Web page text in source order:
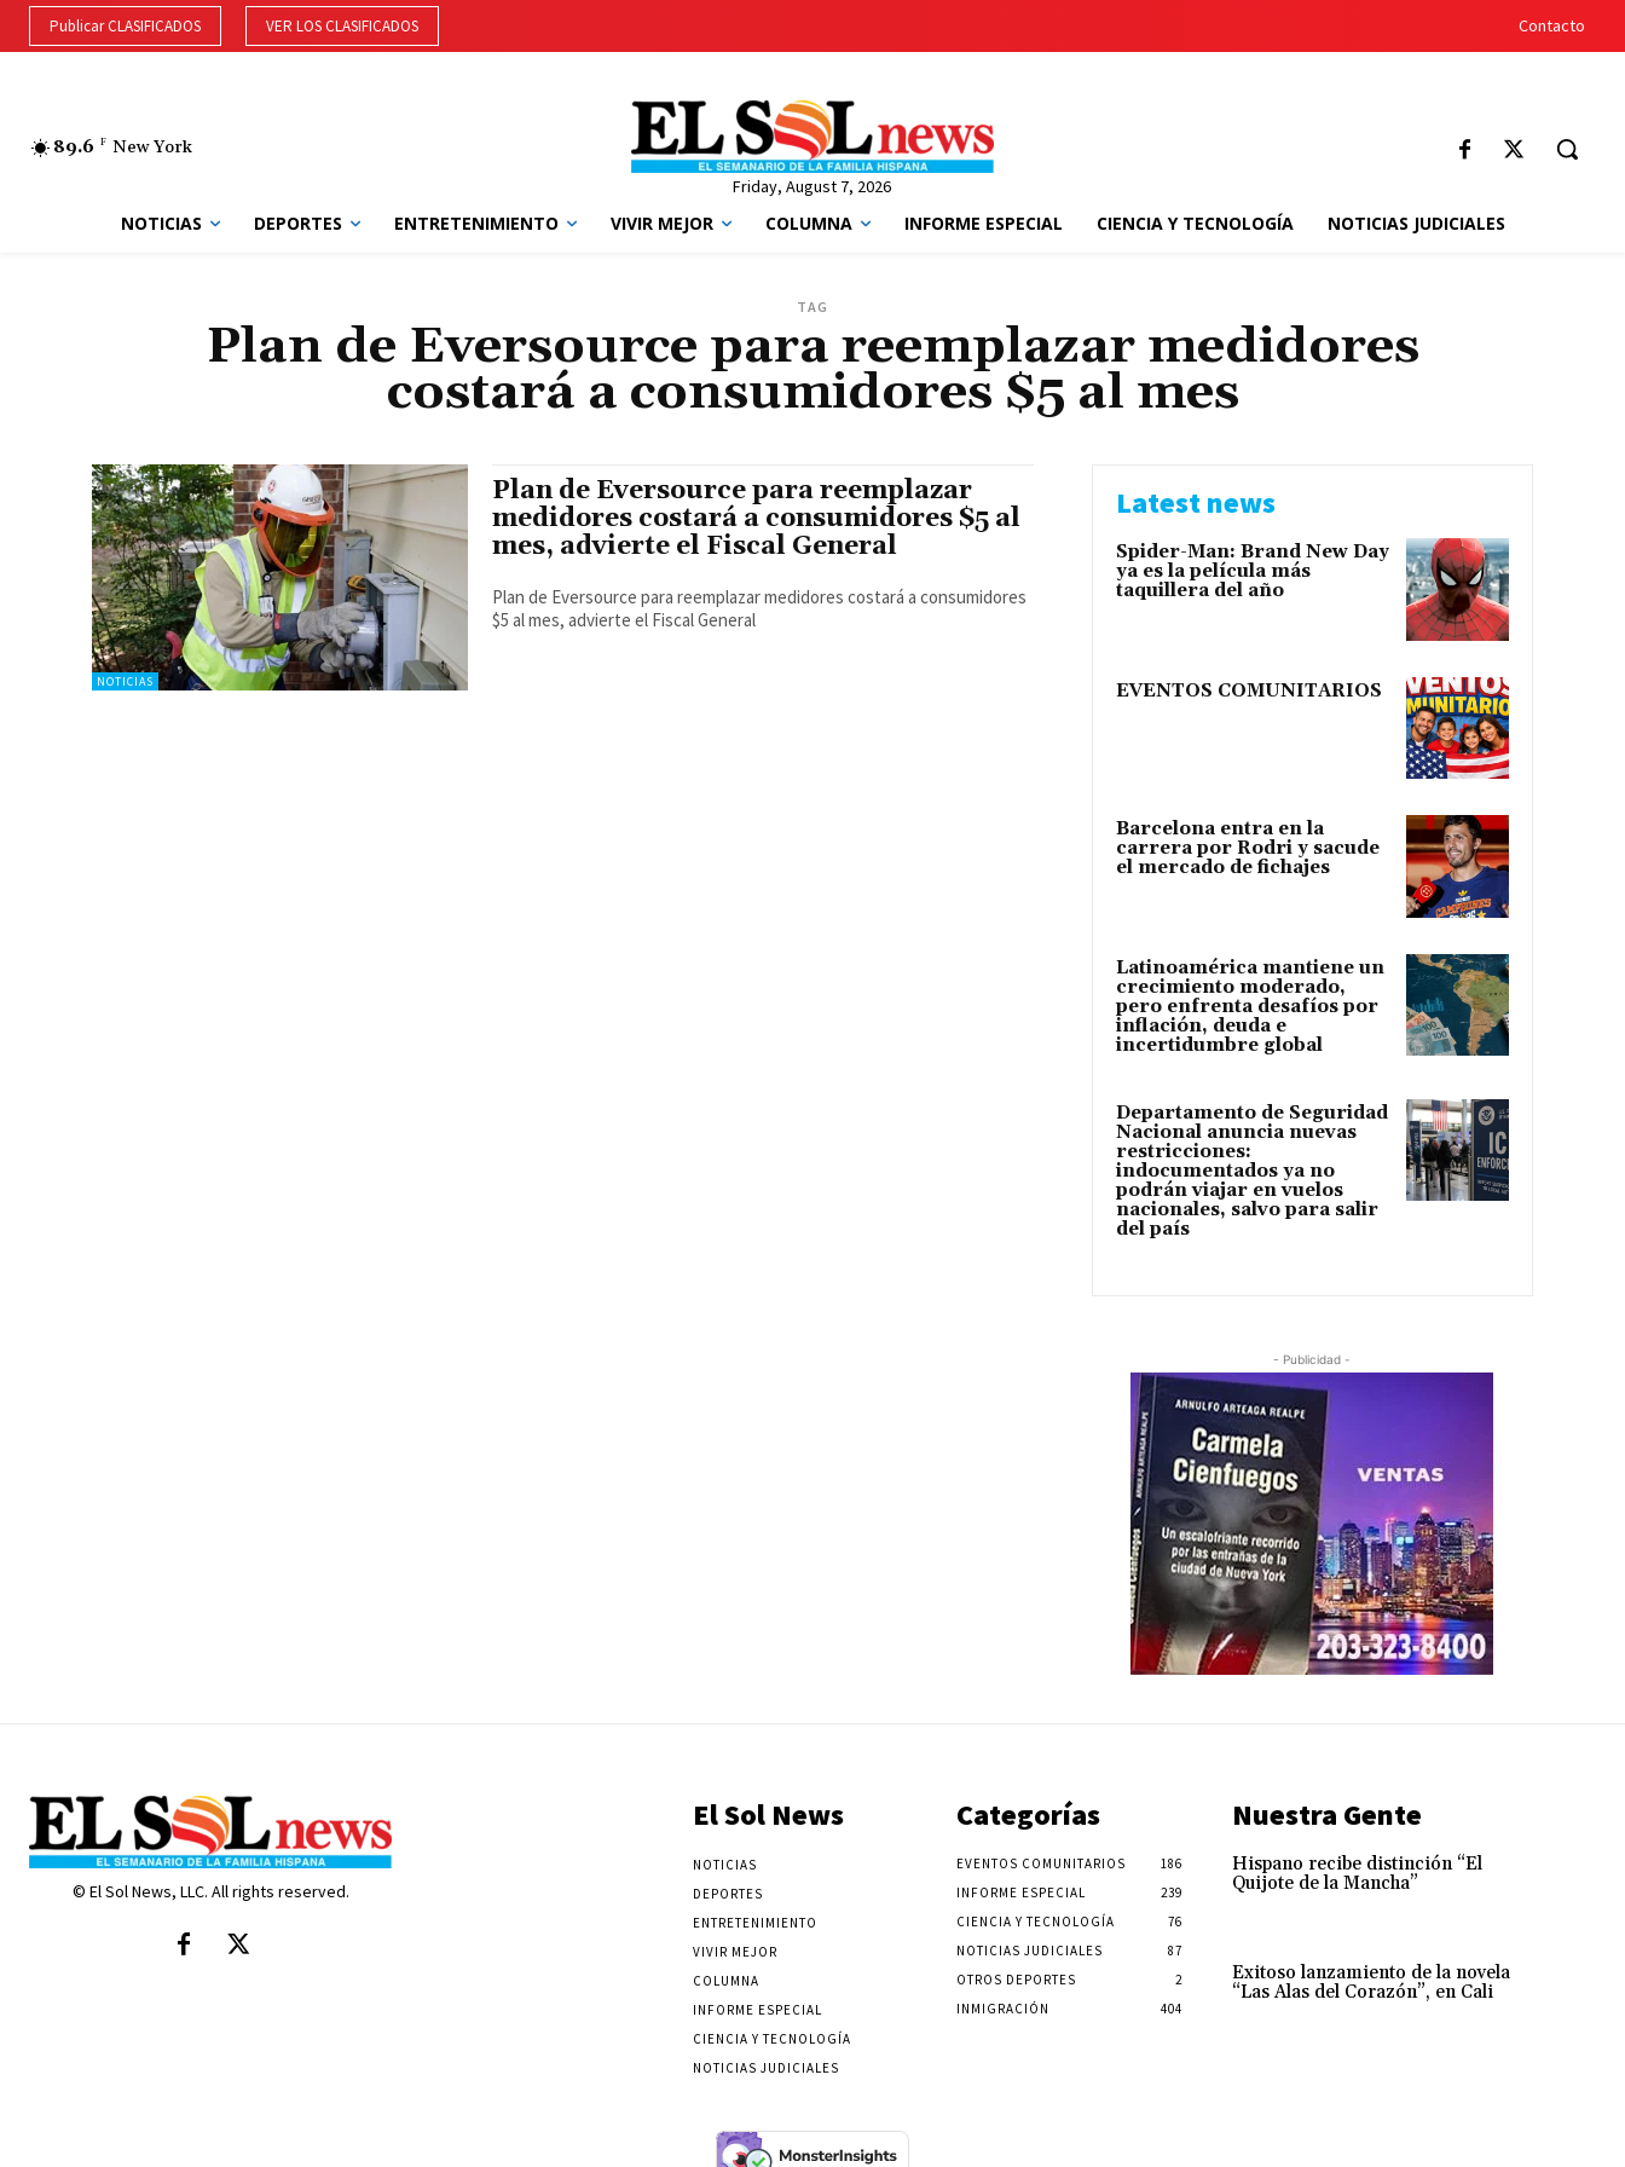
Publicar CLASIFICADOS VER LOS CLASIFICADOS Contacto
89.6 F New York
Friday, August 7, 2026
NOTICIAS DEPORTES ENTRETENIMIENTO VIVIR MEJOR COLUMNA INFORME ESPECIAL CIENCIA Y TECNOLOGÍA NOTICIAS JUDICIALES
TAG
Plan de Eversource para reemplazar medidores
costará a consumidores $5 al mes
NOTICIAS
Plan de Eversource para reemplazar
medidores costará a consumidores $5 al
mes, advierte el Fiscal General
Plan de Eversource para reemplazar medidores costará a consumidores
$5 al mes, advierte el Fiscal General
Latest news
Spider-Man: Brand New Day
ya es la película más
taquillera del año
EVENTOS COMUNITARIOS
Barcelona entra en la
carrera por Rodri y sacude
el mercado de fichajes
Latinoamérica mantiene un
crecimiento moderado,
pero enfrenta desafíos por
inflación, deuda e
incertidumbre global
Departamento de Seguridad
Nacional anuncia nuevas
restricciones:
indocumentados ya no
podrán viajar en vuelos
nacionales, salvo para salir
del país
- Publicidad -
© El Sol News, LLC. All rights reserved.
El Sol News
NOTICIAS
DEPORTES
ENTRETENIMIENTO
VIVIR MEJOR
COLUMNA
INFORME ESPECIAL
CIENCIA Y TECNOLOGÍA
NOTICIAS JUDICIALES
Categorías
EVENTOS COMUNITARIOS
186
INFORME ESPECIAL
239
CIENCIA Y TECNOLOGÍA
76
NOTICIAS JUDICIALES
87
OTROS DEPORTES
2
INMIGRACIÓN
404
Nuestra Gente
Hispano recibe distinción “El
Quijote de la Mancha”
Exitoso lanzamiento de la novela
“Las Alas del Corazón”, en Cali